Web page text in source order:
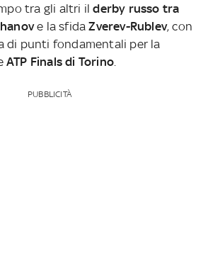
tra gli altri ilderby russo tra
e la sfidaZverev-Rublev, con
di punti fondamentali per la
ATP Finals di Torino
PUBBLICITÀ